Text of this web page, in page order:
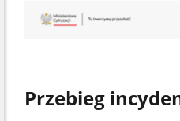
Przebieg